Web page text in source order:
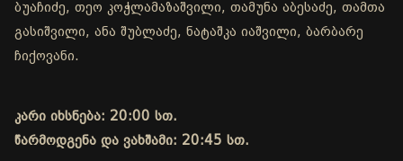
ბუაჩიძე, თეო კოჭლამაზაშვილი, თამუნა აბესაძე, თამთა
გასიშვილი, ანა შუბლაძე, ნატაშკა იაშვილი, ბარბარე
ჩიქოვანი.
კარი იხსნება: 20:00 სთ.
წარმოდგენა და ვახშამი: 20:45 სთ.